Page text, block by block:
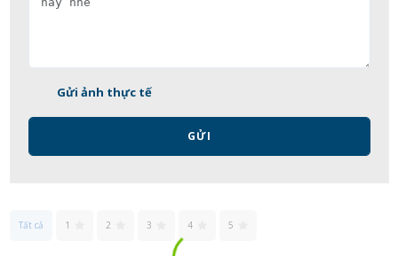
Gửi ảnh thực tế
GỬI
Tất cả 1 2 3 4 5